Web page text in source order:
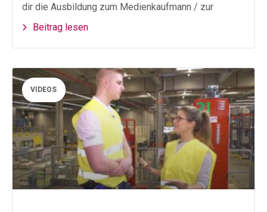
dir die Ausbildung zum Medienkaufmann / zur
Beitrag lesen
VIDEOS